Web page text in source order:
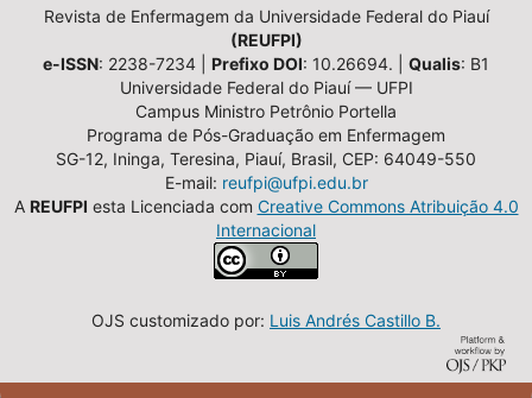
Revista de Enfermagem da Universidade Federal do Piauí
(REUFPI)
e-ISSN: 2238-7234 | Prefixo DOI: 10.26694. | Qualis: B1
Universidade Federal do Piauí — UFPI
Campus Ministro Petrônio Portella
Programa de Pós-Graduação em Enfermagem
SG-12, Ininga, Teresina, Piauí, Brasil, CEP: 64049-550
E-mail: reufpi@ufpi.edu.br
A REUFPI esta Licenciada com Creative Commons Atribuição 4.0
Internacional
OJS customizado por: Luis Andrés Castillo B.